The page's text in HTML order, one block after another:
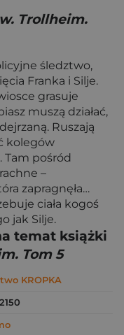
Trollheim.
śledztwo,
Franka i Silje.
grasuje
muszą działać,
Ruszają
kolegów
Tam pośród
–
zapragnęła…
ciała kogoś
jak Silje.
temat książki
Tom 5
KROPKA